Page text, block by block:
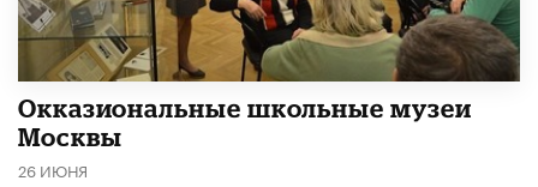
​Окказиональные школьные музеи
Москвы
26 ИЮНЯ